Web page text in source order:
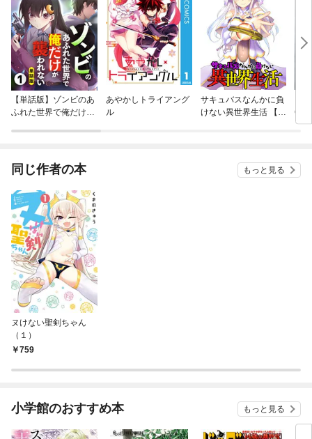
【単話版】ゾンビのあ
ふれた世界で俺だけが
あやかしトライアング
ル
サキュバスなんかに負
けない異世界生活 【連
OG
ー‐
同じ作者の本 もっと見る
ヌけない聖剣ちゃん
（１）
759
小学館のおすすめ本 もっと見る